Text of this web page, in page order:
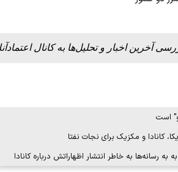
آخرین اخبار و تحلیل‌ها به کانال
است
کانادا و مکزیک برای نجات نفتا
رسانه‌ها به خاطر انتشار اظهاراتش درباره کانادا